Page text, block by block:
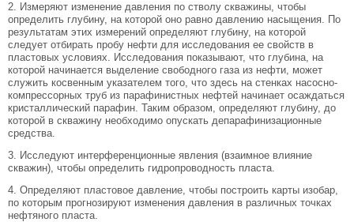
2. Измеряют изменение давления по стволу скважины, чтобы
определить глубину, на которой оно равно давлению насыщения. По
результатам этих измерений определяют глубину, на которой
следует отбирать пробу нефти для исследования ее свойств в
пластовых условиях. Исследования показывают, что глубина, на
которой начинается выделение свободного газа из нефти, может
служить косвенным указателем того, что здесь на стенках насосно-
компрессорных труб из парафинистных нефтей начинает осаждаться
кристаллический парафин. Таким образом, определяют глубину, до
которой в скважину необходимо опускать депарафинизационные
средства.
3. Исследуют интерференционные явления (взаимное влияние
скважин), чтобы определить гидропроводность пласта.
4. Определяют пластовое давление, чтобы построить карты изобар,
по которым прогнозируют изменения давления в различных точках
нефтяного пласта.